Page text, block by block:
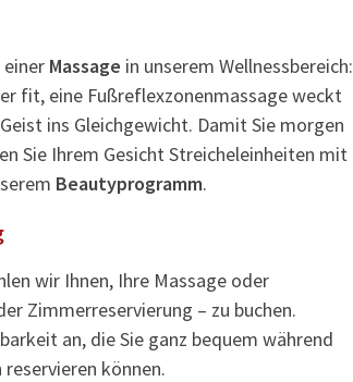
Massage in unserem Wellnessbereich:
fit, eine Fußreflexzonenmassage weckt
ins Gleichgewicht. Damit Sie morgen
Sie Ihrem Gesicht Streicheleinheiten mit
Beautyprogramm.
wir Ihnen, Ihre Massage oder
Zimmerreservierung – zu buchen.
an, die Sie ganz bequem während
können.